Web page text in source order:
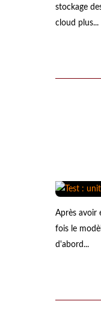
stockage
cloud plus...
Après avoir
fois le
d'abord...